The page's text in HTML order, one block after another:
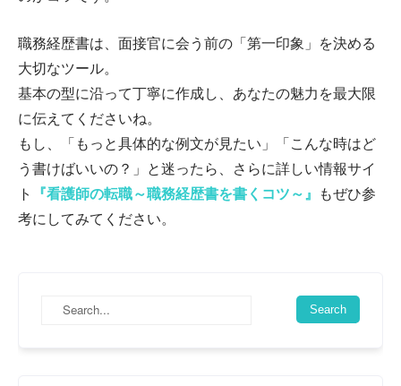
職務経歴書は、面接官に会う前の「第一印象」を決める
大切なツール。
基本の型に沿って丁寧に作成し、あなたの魅力を最大限
に伝えてくださいね。
もし、「もっと具体的な例文が見たい」「こんな時はど
う書けばいいの？」と迷ったら、さらに詳しい情報サイ
ト 『看護師の転職～職務経歴書を書くコツ～』 もぜひ参
考にしてみてください。